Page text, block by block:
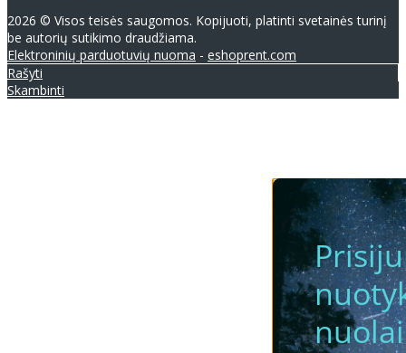
2026 © Visos teisės saugomos. Kopijuoti, platinti svetainės turinį
be autorių sutikimo draudžiama.
Elektroninių parduotuvių nuoma - eshoprent.com
Rašyti
Skambinti